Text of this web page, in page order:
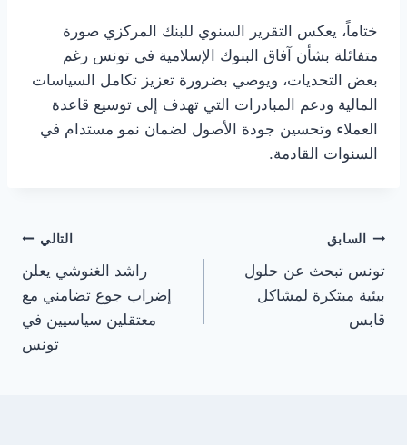
ختاماً، يعكس التقرير السنوي للبنك المركزي صورة
متفائلة بشأن آفاق البنوك الإسلامية في تونس رغم
بعض التحديات، ويوصي بضرورة تعزيز تكامل السياسات
المالية ودعم المبادرات التي تهدف إلى توسيع قاعدة
العملاء وتحسين جودة الأصول لضمان نمو مستدام في
السنوات القادمة.
تصفّح
المقالات
السابق
تونس تبحث عن حلول
بيئية مبتكرة لمشاكل
قابس
التالي
راشد الغنوشي يعلن
إضراب جوع تضامني مع
معتقلين سياسيين في
تونس